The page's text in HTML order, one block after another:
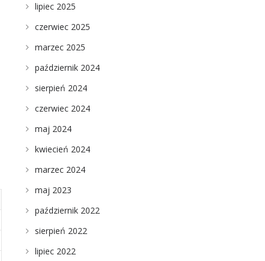
lipiec 2025
czerwiec 2025
marzec 2025
październik 2024
sierpień 2024
czerwiec 2024
maj 2024
kwiecień 2024
marzec 2024
maj 2023
październik 2022
sierpień 2022
lipiec 2022